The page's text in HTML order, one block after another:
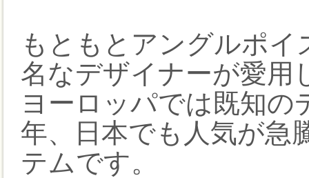
もともとアングルポ
名なデザイナーが愛用
ヨーロッパでは既知の
年、日本でも人気が急
テムです。